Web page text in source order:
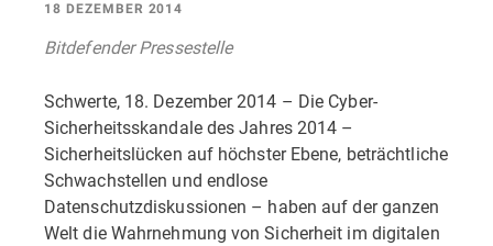
18 DEZEMBER 2014
Bitdefender Pressestelle
Schwerte, 18. Dezember 2014 – Die Cyber-
Sicherheitsskandale des Jahres 2014 –
Sicherheitslücken auf höchster Ebene, beträchtliche
Schwachstellen und endlose
Datenschutzdiskussionen – haben auf der ganzen
Welt die Wahrnehmung von Sicherheit im digitalen